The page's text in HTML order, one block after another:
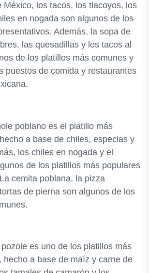
México, los tacos, los tlacoyos, los
en nogada son algunos de los
Además, la sopa de
las quesadillas y los tacos al
de los platillos más comunes y
puestos de comida y restaurantes
poblano es el platillo más
a base de chiles, especias y
los chiles en nogada y el
de los platillos más populares
cemita poblana, la pizza
de pierna son algunos de los
es uno de los platillos más
hecho a base de maíz y carne de